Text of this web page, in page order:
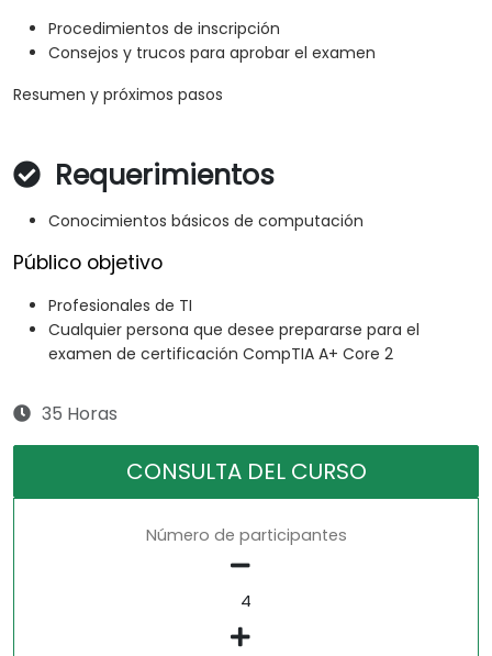
Procedimientos de inscripción
Consejos y trucos para aprobar el examen
Resumen y próximos pasos
Requerimientos
Conocimientos básicos de computación
Público objetivo
Profesionales de TI
Cualquier persona que desee prepararse para el
examen de certificación CompTIA A+ Core 2
35 Horas
CONSULTA DEL CURSO
Número de participantes